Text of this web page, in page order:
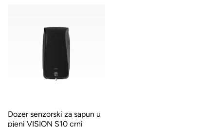
Dozer senzorski za sapun u
pjeni VISION S10 crni